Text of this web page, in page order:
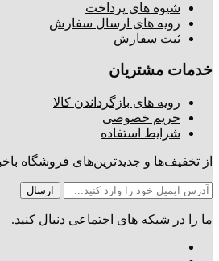
شیوه های پرداخت
رویه های ارسال سفارش
ثبت سفارش
خدمات مشتریان
رویه های بازگرداندن کالا
حریم خصوصی
شرایط استفاده
از تخفیف‌ها و جدیدترین‌های فروشگاه
ما را در شبکه های اجتماعی دنبال کنید.